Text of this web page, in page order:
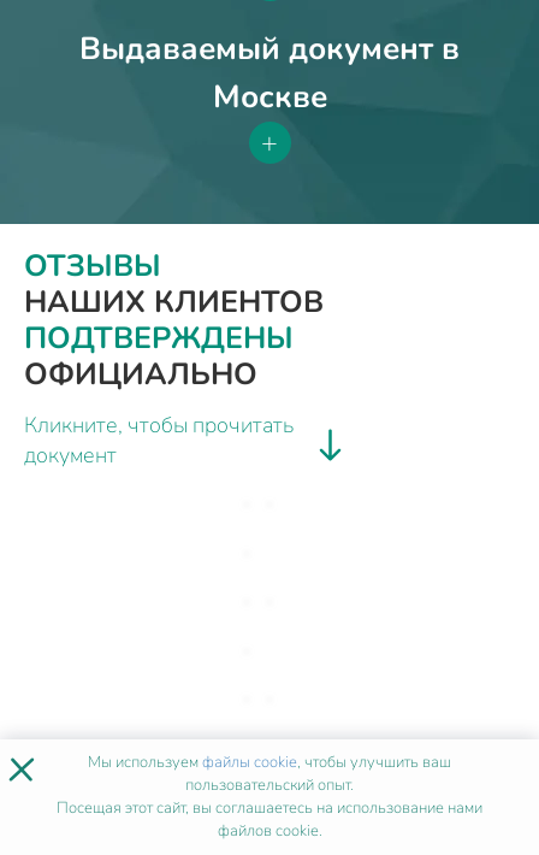
Выдаваемый документ в
Москве
+
ОТЗЫВЫ
НАШИХ КЛИЕНТОВ
ПОДТВЕРЖДЕНЫ
ОФИЦИАЛЬНО
Кликните, чтобы прочитать
документ
× Мы используемфайлы cookie, чтобы улучшить ваш
пользовательский опыт.
Посещая этот сайт, вы соглашаетесь на использование нами
файлов cookie.